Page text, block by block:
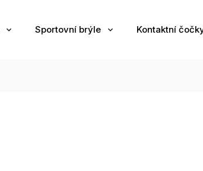
Sportovní brýle Kontaktní